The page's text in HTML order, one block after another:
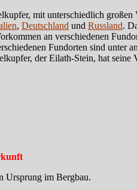
mit unterschiedlich
, Deutschland und Russland.
an verschiedenen
Fundorten sind unter
der Eilath-Stein, hat
Ursprung im Bergbau.